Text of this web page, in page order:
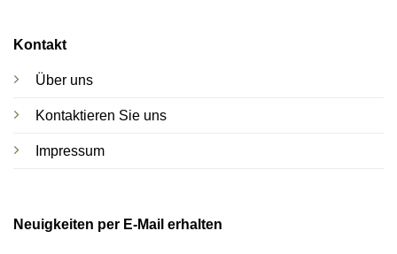
Kontakt
Über uns
Kontaktieren Sie uns
Impressum
Neuigkeiten per E-Mail erhalten